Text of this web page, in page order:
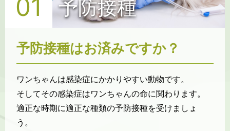
01 予防接種
予防接種はお済みですか？
ワンちゃんは感染症にかかりやすい動物です。
そしてその感染症はワンちゃんの命に関わります。
適正な時期に適正な種類の予防接種を受けましょ
う。